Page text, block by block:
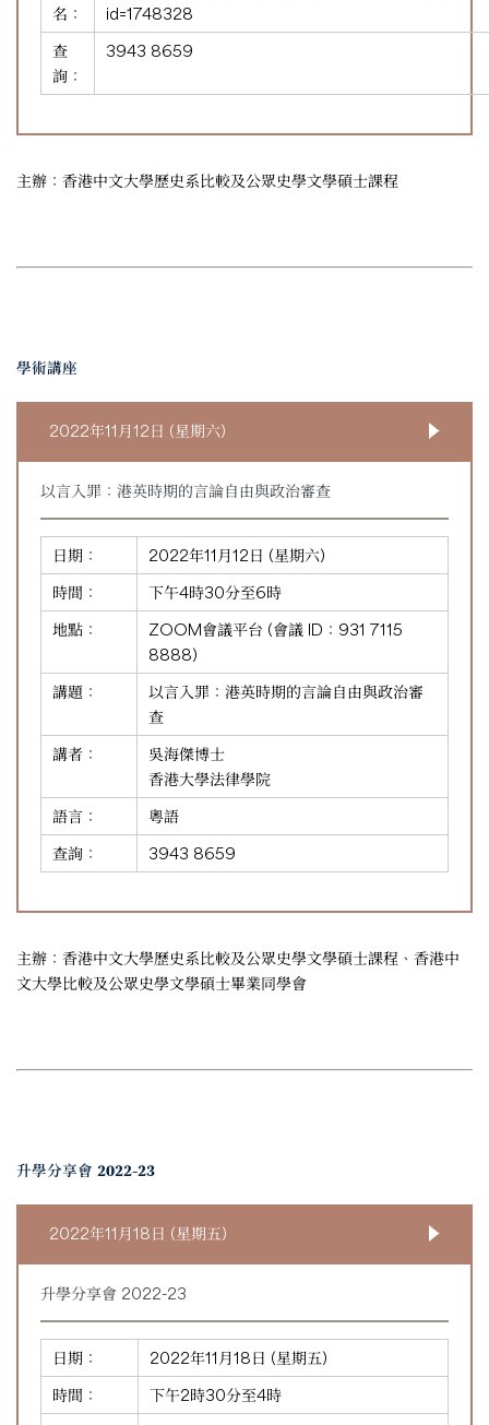
名：
id=1748328
查
詢：
3943 8659
主辦：香港中文大學歷史系比較及公眾史學文學碩士課程
學術講座
2022年11月12日 (星期六)
以言入罪：港英時期的言論自由與政治審查
日期：
2022年11月12日 (星期六)
時間：
下午4時30分至6時
地點：
ZOOM會議平台 (會議 ID： 931 7115
8888)
講題：
以言入罪：港英時期的言論自由與政治審
查
講者：
吳海傑博士
香港大學法律學院
語言：
粵語
查詢：
3943 8659
主辦：香港中文大學歷史系比較及公眾史學文學碩士課程、香港中
文大學比較及公眾史學文學碩士畢業同學會
升學分享會 2022-23
2022年11月18日 (星期五)
升學分享會 2022-23
日期：
2022年11月18日 (星期五)
時間：
下午2時30分至4時